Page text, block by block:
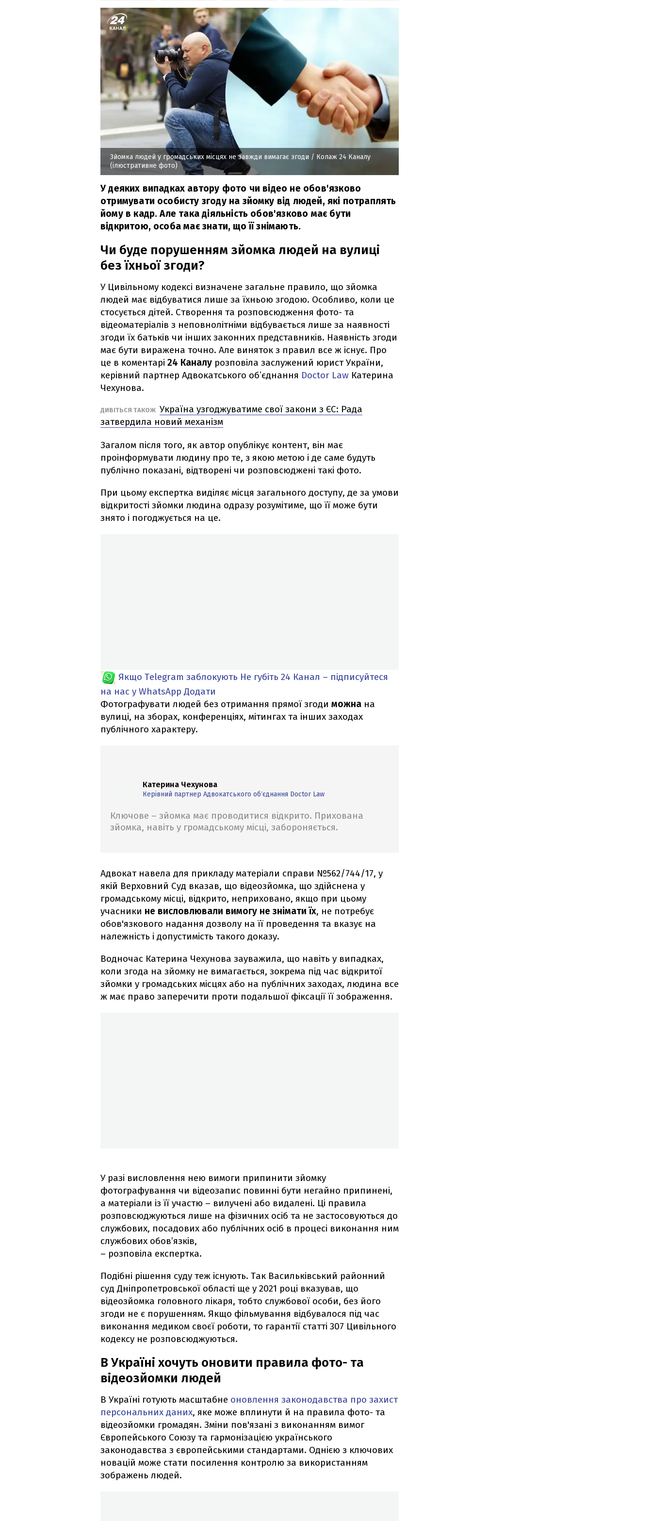
Зйомка людей у громадських місцях не завжди вимагає згоди / Колаж 24 Каналу
(ілюстративне фото)
У деяких випадках автору фото чи відео не обов'язково
отримувати особисту згоду на зйомку від людей, які потраплять
йому в кадр. Але така діяльність обов'язково має бути
відкритою, особа має знати, що її знімають.
Чи буде порушенням зйомка людей на вулиці
без їхньої згоди?
У Цивільному кодексі визначене загальне правило, що зйомка
людей має відбуватися лише за їхньою згодою. Особливо, коли це
стосується дітей. Створення та розповсюдження фото- та
відеоматеріалів з неповнолітніми відбувається лише за наявності
згоди їх батьків чи інших законних представників. Наявність згоди
має бути виражена точно. Але виняток з правил все ж існує. Про
це в коментарі 24 Каналу розповіла заслужений юрист України,
керівний партнер Адвокатського обʼєднання Doctor Law Катерина
Чехунова.
ДИВІТЬСЯ ТАКОЖ Україна узгоджуватиме свої закони з ЄС: Рада
затвердила новий механізм
Загалом після того, як автор опублікує контент, він має
проінформувати людину про те, з якою метою і де саме будуть
публічно показані, відтворені чи розповсюджені такі фото.
При цьому експертка виділяє місця загального доступу, де за умови
відкритості зйомки людина одразу розумітиме, що її може бути
знято і погоджується на це.
Якщо Telegram заблокують Не губіть 24 Канал – підписуйтеся
на нас у WhatsApp Додати
Фотографувати людей без отримання прямої згоди можна на
вулиці, на зборах, конференціях, мітингах та інших заходах
публічного характеру.
Катерина Чехунова
Керівний партнер Адвокатського обʼєднання Doctor Law
Ключове – зйомка має проводитися відкрито. Прихована
зйомка, навіть у громадському місці, забороняється.
Адвокат навела для прикладу матеріали справи №562/744/17, у
якій Верховний Суд вказав, що відеозйомка, що здійснена у
громадському місці, відкрито, неприховано, якщо при цьому
учасники не висловлювали вимогу не знімати їх, не потребує
обов'язкового надання дозволу на її проведення та вказує на
належність і допустимість такого доказу.
Водночас Катерина Чехунова зауважила, що навіть у випадках,
коли згода на зйомку не вимагається, зокрема під час відкритої
зйомки у громадських місцях або на публічних заходах, людина все
ж має право заперечити проти подальшої фіксації її зображення.
У разі висловлення нею вимоги припинити зйомку
фотографування чи відеозапис повинні бути негайно припинені,
а матеріали із її участю – вилучені або видалені. ️Ці правила
розповсюджуються лише на фізичних осіб та не застосовуються до
службових, посадових або публічних осіб в процесі виконання ним
службових обов’язків,
– розповіла експертка.
Подібні рішення суду теж існують. Так Васильківський районний
суд Дніпропетровської області ще у 2021 році вказував, що
відеозйомка головного лікаря, тобто службової особи, без його
згоди не є порушенням. Якщо фільмування відбувалося під час
виконання медиком своєї роботи, то гарантії статті 307 Цивільного
кодексу не розповсюджуються.
В Україні хочуть оновити правила фото- та
відеозйомки людей
В Україні готують масштабне оновлення законодавства про захист
персональних даних, яке може вплинути й на правила фото- та
відеозйомки громадян. Зміни пов'язані з виконанням вимог
Європейського Союзу та гармонізацією українського
законодавства з європейськими стандартами. Однією з ключових
новацій може стати посилення контролю за використанням
зображень людей.